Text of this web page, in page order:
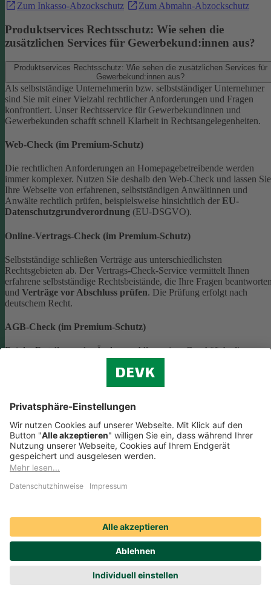
Zum Inkasso-Abzockschutz
Zum Abmahn-Abzockschutz
Produktservices Rechtsschutz: Wie sehen die
zusätzlichen Services für Gewerbekund:innen aus?
Produktservices Rechtsschutz: Wie sehen die zusätzlichen Services für
Gewerbekund:innen aus?
Als selbstständige Unternehmerin bzw. selbstständiger Unternehmer
sind Sie mit einer Vielzahl rechtlicher Anforderungen und Fragen
konfrontiert. Unser Rechtsservice für Gewerbekundinnen und
Gewerbekunden schafft schnell Klarheit in Rechtsangelegenheiten.
Web-Check (im Premium-Schutz)
Die rechtlichen Anforderungen an Homepagebetreibende werden
immer komplexer. Nutzen Sie deshalb den Web-Check und lassen Sie
Ihre Webseite von erfahrenen, selbstständigen Anwältinnen und
Anwälte rechtlich prüfen, beispielsweise hinsichtlich der EU-
Datenschutzgrundverordnung (EU-DSGVO).
Online-Vertrags-Check (im Premium-Schutz)
Selbstständige schließen Verträge aus unterschiedlichsten
Rechtsgebieten ab. Der Vertrags-Check-Service vermittelt Ihnen
erfahrene selbstständige Rechtsbeistände, die Ihre Fragen
und Verträge vor Abschluss prüfen. Die Prüfung erfolgt nach
deutschem Recht.
AGB-Check (im Premium-Schutz)
Bei der Erstellung oder Änderung Allgemeiner
(AGB) ist eine Vielzahl rechtlicher Vorschriften zu beachten. Wir
helfen Ihnen dabei und vermitteln Ihnen versierte selbstständige
Online-Portal der DAHAG Rechtsservices AG angeboten.
Beratungs-Rechtsschutz bei Unternehmensnachfolge
Wenn Sie Ihre Firma an eine Nachfolgerin oder einen Nachfolger
kompetente, selbstständige Rechtsanwältinnen und Rechtsanwälte,
Rechtsschutz an:0221 757-1996.
Produktservices Krankenversicherung: Welche
Vorteile bietet mir die Krankenversicherungs-App der
DEVK?